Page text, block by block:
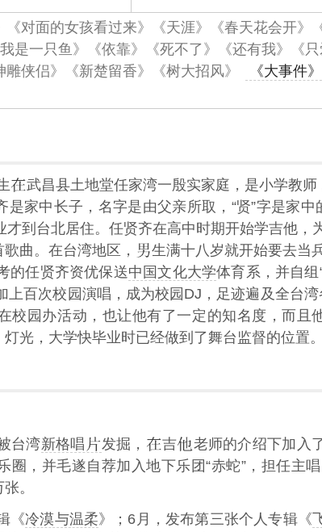
《对面的女孩看过来》《天涯》《春天花会开》
是一只鱼》《依靠》《死不了》《还有我》《
雕侠侣》《新楚留香》《树大招风》 《大事件》
武昌县土地堂任家湾一殷实家庭，是小学教
家中长子，名字是由父亲所取，“贤”字是家中
到台北居住。任贤齐在高中时期开始学吉他，
曲。在台湾地区，
生满十八岁就开始要去当
的任贤齐资优保送中国文化大学体育系，并自组
百次校园演唱，成为校园DJ，足迹遍及全台湾
校园办活动，也让他有了一定的知名度，而且
光，大学快毕业时已经做到了舞台监督的位置。
台湾新格唱 发掘， 吉
老师的介绍下加入
圈，并毛遂自荐加入地下乐团“赤蛇”，担任主
。
《冷漠与温柔》；6月，发布第三张个人专辑《